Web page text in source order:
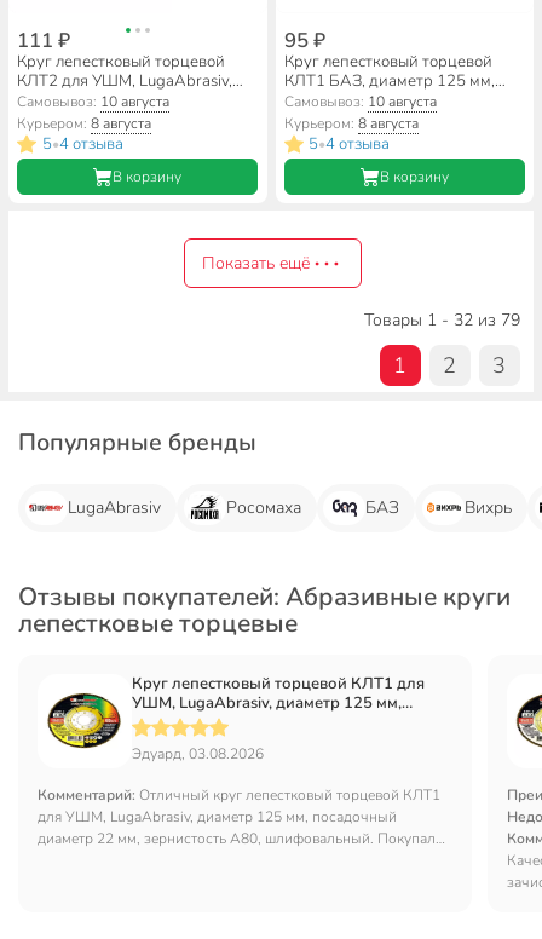
111 ₽
Круг лепестковый торцевой
КЛТ2 для УШМ, LugaAbrasiv,
диаметр 125 мм, посадочный
диаметр 22 мм, зернистость
ZK120, шлифовальный
Самовывоз: 10 августа
Курьером:8 августа
5•4 отзыва
В корзину
95 ₽
Круг лепестковый торцевой
КЛТ1 БАЗ, диаметр 125 мм,
посадочный диаметр 22 мм,
зернистость P100, KK19XW 12Н
Самовывоз: 10 августа
Курьером: 8 августа
5•4 отзыва
В корзину
Показать ещё
Товары 1 - 32 из 79
1 2 3
Популярные бренды
LugaAbrasiv Росомаха БАЗ Вихрь
Отзывы покупателей: Абразивные круги
лепестковые торцевые
Круг лепестковый торцевой КЛТ1 для
УШМ, LugaAbrasiv, диаметр 125 мм,
посадочный диаметр 22 мм, зернистость
A80, шлифовальный
Эдуард, 03.08.2026
Комментарий: Отличный круг лепестковый торцевой КЛТ1
для УШМ, LugaAbrasiv, диаметр 125 мм, посадочный
диаметр 22 мм, зернистость A80, шлифовальный. Покупал